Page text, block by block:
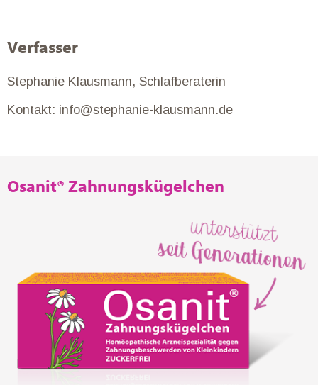
Verfasser
Stephanie Klausmann, Schlafberaterin
Kontakt: info@stephanie-klausmann.de
Osanit® Zahnungskügelchen